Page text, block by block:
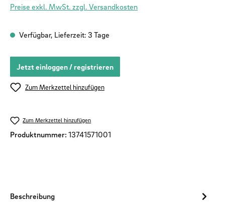
Preise exkl. MwSt. zzgl. Versandkosten
Verfügbar, Lieferzeit: 3 Tage
Jetzt einloggen / registrieren
Zum Merkzettel hinzufügen
Zum Merkzettel hinzufügen
Produktnummer: 13741571001
Beschreibung